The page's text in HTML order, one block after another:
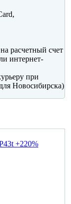
расчетный счет
интернет-
при
Новосибирска)